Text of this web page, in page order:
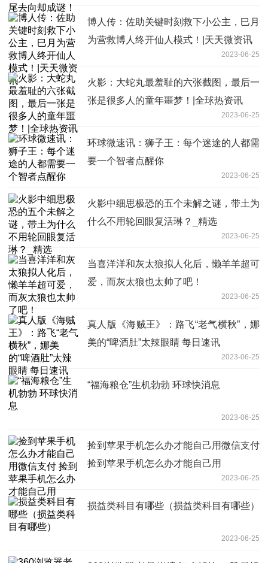
博人传：佐助关键时刻救下小公主，巳月
为营救博人终开仙人模式！|天天微资讯
2023-06-25
火影：大蛇丸最羞耻的六张截图，最后一
张是很多人的童年噩梦！|全球热资讯
2023-06-25
环球微速讯：狮子王：每个迷途的人都需
要一个智者点醒你
2023-06-25
火影中细思极恐的五个未解之谜，带土为
什么不用轮回眼复活琳？_精选
2023-06-25
当喜洋洋和灰太狼拟人化后，懒羊羊超可
爱，而灰太狼也太帅了吧！
2023-06-25
真人版《海贼王》：路飞“老气横秋”，娜
美的“啤酒肚”太辣眼睛 每日速讯
2023-06-25
“福海粮仓”生机勃勃 环球快消息
2023-06-25
捡到苹果手机怎么办才能自己用微信支付
捡到苹果手机怎么办才能自己用
2023-06-25
损益类科目有哪些（损益类科目有哪些）
2023-06-25